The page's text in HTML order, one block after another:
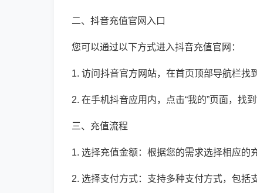
二、抖音充值官网入口
您可以通过以下方式进入抖音充值官网：
1. 访问抖音官方网站，在首页顶部导航栏找
2. 在手机抖音应用内，点击“我的”页面，找到
三、充值流程
1. 选择充值金额：根据您的需求选择相应的
2. 选择支付方式：支持多种支付方式，包括